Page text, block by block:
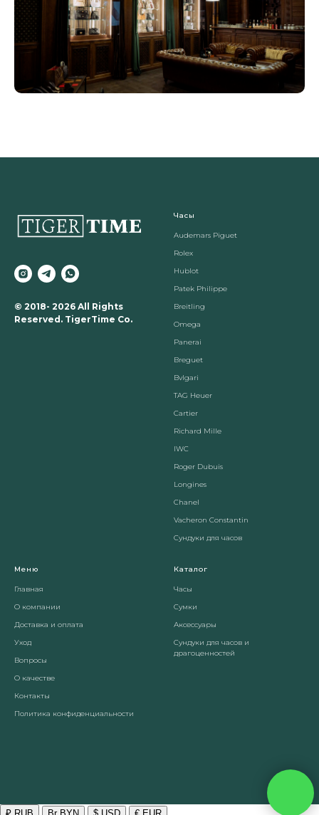
© 2018- 2026 All Rights
Reserved. TigerTime Co.
Часы
Audemars Piguet
Rolex
Hublot
Patek Philippe
Breitling
Omega
Panerai
Breguet
Вvlgari
TAG Heuer
Cartier
Richard Mille
IWC
Roger Dubuis
Longines
Chanel
Vacheron Constantin
Сундуки для часов
Меню
Главная
О компании
Доставка и оплата
Уход
Вопросы
О качестве
Контакты
Политика конфиденциальности
Каталог
Часы
Сумки
Аксессуары
Сундуки для часов и
драгоценностей